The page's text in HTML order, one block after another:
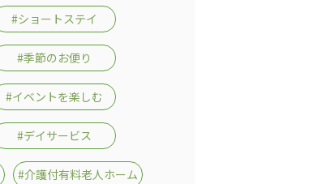
#ショートステイ
#季節のお便り
#イベントを楽しむ
#デイサービス
#介護付有料老人ホーム